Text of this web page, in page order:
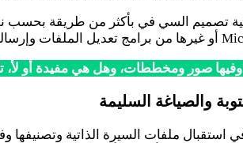
تصميم السي في بأكثر من طريقة
صور ومخططات، وهل هي مفيدة أو
والصياغة السليمة
ملفات السيرة الذاتية وتصنيفها